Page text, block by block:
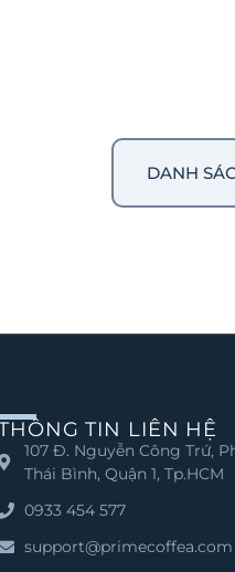
DANH
TIN LIÊN HỆ
107 Đ. Nguyễn Công Trứ,
Thái Bình, Quận 1, Tp.HCM
0933 454 577
support@primecoffea.com